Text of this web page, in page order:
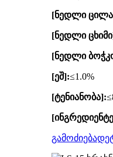
[ნედლი
[ნედლი
[ნედლი
[ეშ]:≤1.0%
[ტენიანობა]:
გამოძიება